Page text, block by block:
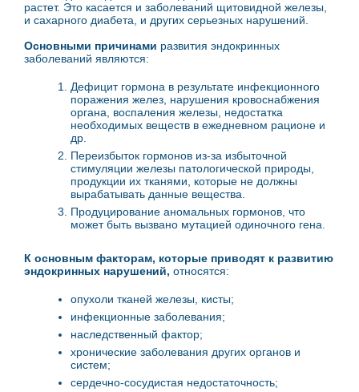
растет. Это касается и заболеваний щитовидной железы,
и сахарного диабета, и других серьезных нарушений.
Основными причинами развития эндокринных
заболеваний являются:
Дефицит гормона в результате инфекционного
поражения желез, нарушения кровоснабжения
органа, воспаления железы, недостатка
необходимых веществ в ежедневном рационе и
др.
Переизбыток гормонов из-за избыточной
стимуляции железы патологической природы,
продукции их тканями, которые не должны
вырабатывать данные вещества.
Продуцирование аномальных гормонов, что
может быть вызвано мутацией одиночного гена.
К основным факторам, которые приводят к развитию
эндокринных нарушений, относятся:
опухоли тканей железы, кисты;
инфекционные заболевания;
наследственный фактор;
хронические заболевания других органов и
систем;
сердечно-сосудистая недостаточность;